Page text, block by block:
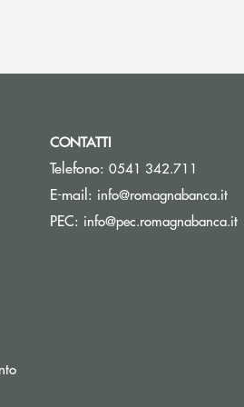
finestra
Apre una nuova finestra
CONTATTI
Telefono: 0541 342.711
E-mail: info@romagnabanca.it
PEC: info@pec.romagnabanca.it